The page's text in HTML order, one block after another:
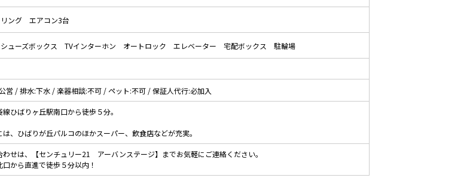
ング エアコン3台
シューズボックス TVインターホン オートロック エレベーター 宅配ボックス 駐輪場
営 / 排水:下水 / 楽器相談:不可 / ペット:不可 / 保証人代行:必加入
ひばりヶ丘駅南口から徒歩５分。
は、ひばりが丘パルコのほかスーパー、飲食店などが充実。
わせは、【センチュリー21 アーバンステージ】までお気軽にご連絡ください。
口から直進で徒歩５分以内！